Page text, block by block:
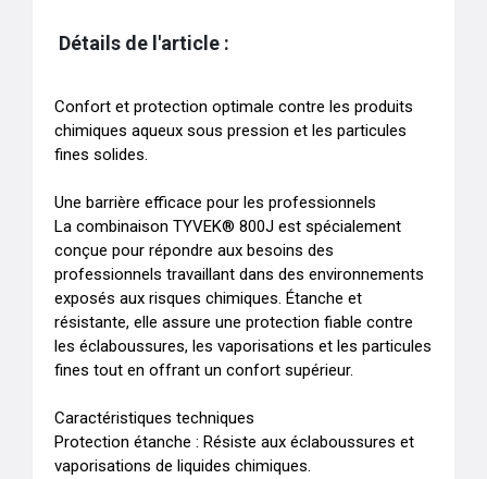
Détails de l'article :
Confort et protection optimale contre les produits
chimiques aqueux sous pression et les particules
fines solides.
Une barrière efficace pour les professionnels
La combinaison TYVEK® 800J est spécialement
conçue pour répondre aux besoins des
professionnels travaillant dans des environnements
exposés aux risques chimiques. Étanche et
résistante, elle assure une protection fiable contre
les éclaboussures, les vaporisations et les particules
fines tout en offrant un confort supérieur.
Caractéristiques techniques
Protection étanche : Résiste aux éclaboussures et
vaporisations de liquides chimiques.